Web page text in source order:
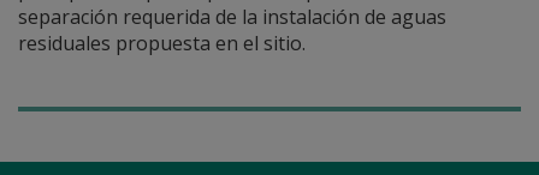
separación requerida de la instalación de aguas
residuales propuesta en el sitio.